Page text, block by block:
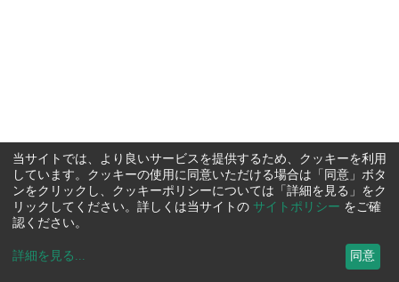
当サイトでは、より良いサービスを提供するため、クッキーを利用
しています。クッキーの使用に同意いただける場合は「同意」ボタ
ンをクリックし、クッキーポリシーについては「詳細を見る」をク
リックしてください。詳しくは当サイトの サイトポリシー をご確
認ください。
詳細を見る ... 同意